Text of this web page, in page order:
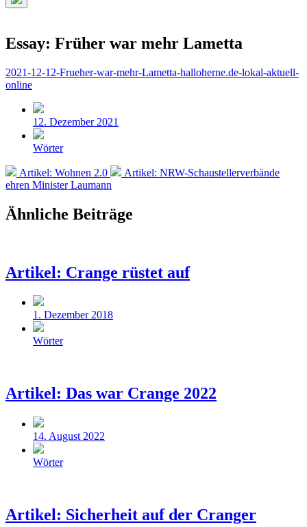
Such-
Essay: Früher war mehr Lametta
2021-12-12-Frueher-war-mehr-Lametta-halloherne.de-lokal-aktuell-
online
Beitragsdatum
12. Dezember 2021
Veröffentlicht
Wörter
Vorheriger
Beitrag:
Artikel: Wohnen 2.0
Nächster
Artikel: NRW-Schaustellerverbände
ehren Minister Laumann
Ähnliche Beiträge
Artikel: Crange rüstet auf
Beitragsdatum
1. Dezember 2018
Veröffentlicht
Wörter
Artikel: Das war Crange 2022
Beitragsdatum
14. August 2022
Veröffentlicht
Wörter
Artikel: Sicherheit auf der Cranger